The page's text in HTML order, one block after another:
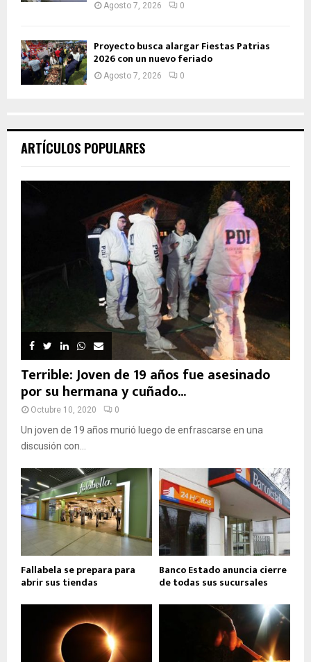
Agosto 7, 2026 0
Proyecto busca alargar Fiestas Patrias
2026 con un nuevo feriado
Agosto 7, 2026 0
ARTÍCULOS POPULARES
Terrible: Joven de 19 años fue asesinado
por su hermana y cuñado...
Octubre 10, 2020 0
Un joven de 19 años murió luego de enfrascarse en una
discusión con...
Fallabela se prepara para
abrir sus tiendas
Banco Estado anuncia cierre
de todas sus sucursales